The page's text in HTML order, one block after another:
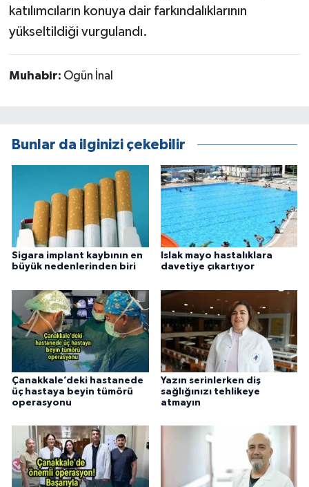
katılımcıların konuya dair farkındalıklarının
yükseltildiği vurgulandı.
Muhabir: Ogün İnal
Bunlar da ilginizi çekebilir
Sigara implant kaybının en
büyük nedenlerinden biri
Islak mayo hastalıklara
davetiye çıkartıyor
Çanakkale’deki hastanede
üç hastaya beyin tümörü
operasyonu
Yazın serinlerken diş
sağlığınızı tehlikeye
atmayın